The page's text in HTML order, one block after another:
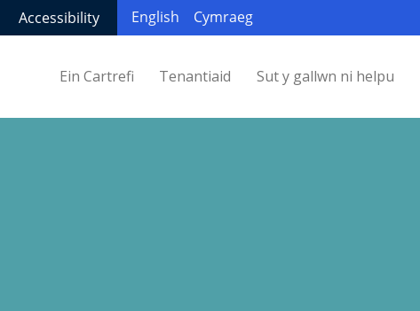
Accessibility English Cymraeg
Ein Cartrefi Tenantiaid Sut y gallwn ni helpu